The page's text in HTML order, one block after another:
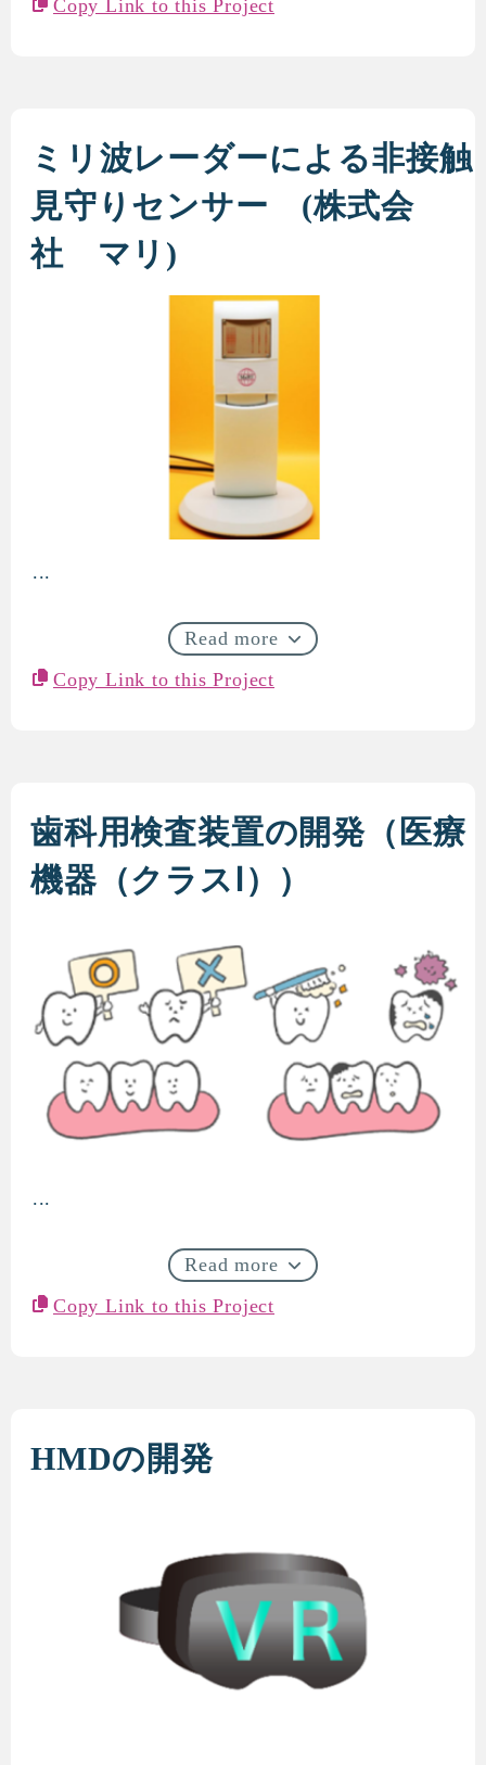
Copy Link to this Project
ミリ波レーダーによる非接触
見守りセンサー (株式会
社 マリ)
ミリ波レーダーによる非接
...
Read more
Copy Link to this Project
歯科用検査装置の開発（医療
機器（クラスⅠ））
歯科用検査装置の開発（医療
...
Read more
Copy Link to this Project
HMDの開発